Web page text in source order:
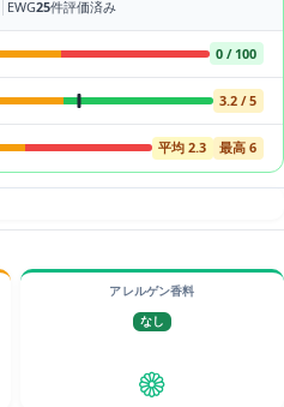
| EWG25件評価済み
0 / 100
3.2 / 5
平均 2.3 最高 6
アレルゲン香料
なし